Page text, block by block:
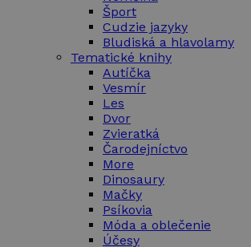
Šport
Cudzie jazyky
Bludiská a hlavolamy
Tematické knihy
Autíčka
Vesmír
Les
Dvor
Zvieratká
Čarodejníctvo
More
Dinosaury
Mačky
Psíkovia
Móda a oblečenie
Účesy